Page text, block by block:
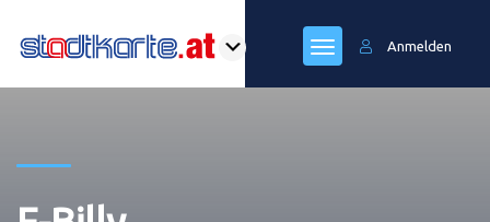
Anmelden